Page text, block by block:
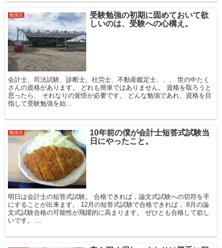
勉強法
受験勉強の初期に固めておいて欲
しいのは、受験への心構え。
会計士、司法試験、診断士、社労士、不動産鑑定士、、、 世の中たく
さんの資格があります。 どれも簡単ではありません。 資格を取ろうと
思ったら、 それなりの覚悟が必要です。 どんな勉強であれ、資格を目
指して受験勉強を始...
勉強法
10年前の僕が会計士短答式試験当
日にやったこと。
明日は会計士の短答式試験。 合格できれば，論文式試験への切符を手
にすることが出来ます。 12月の短答式試験で合格できれば， 8月の論
文式試験合格の可能性が飛躍的に高まります。 ぜひとも合格して欲し
いです。 ...